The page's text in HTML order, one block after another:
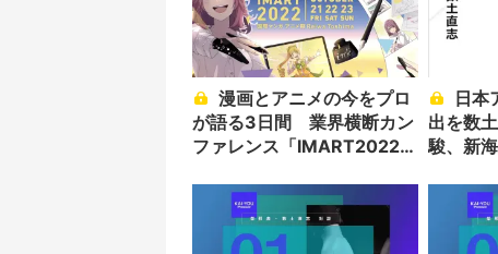
が語る3日間 業界横断カン
ファレンス「IMART2022」
出を数
駿、新